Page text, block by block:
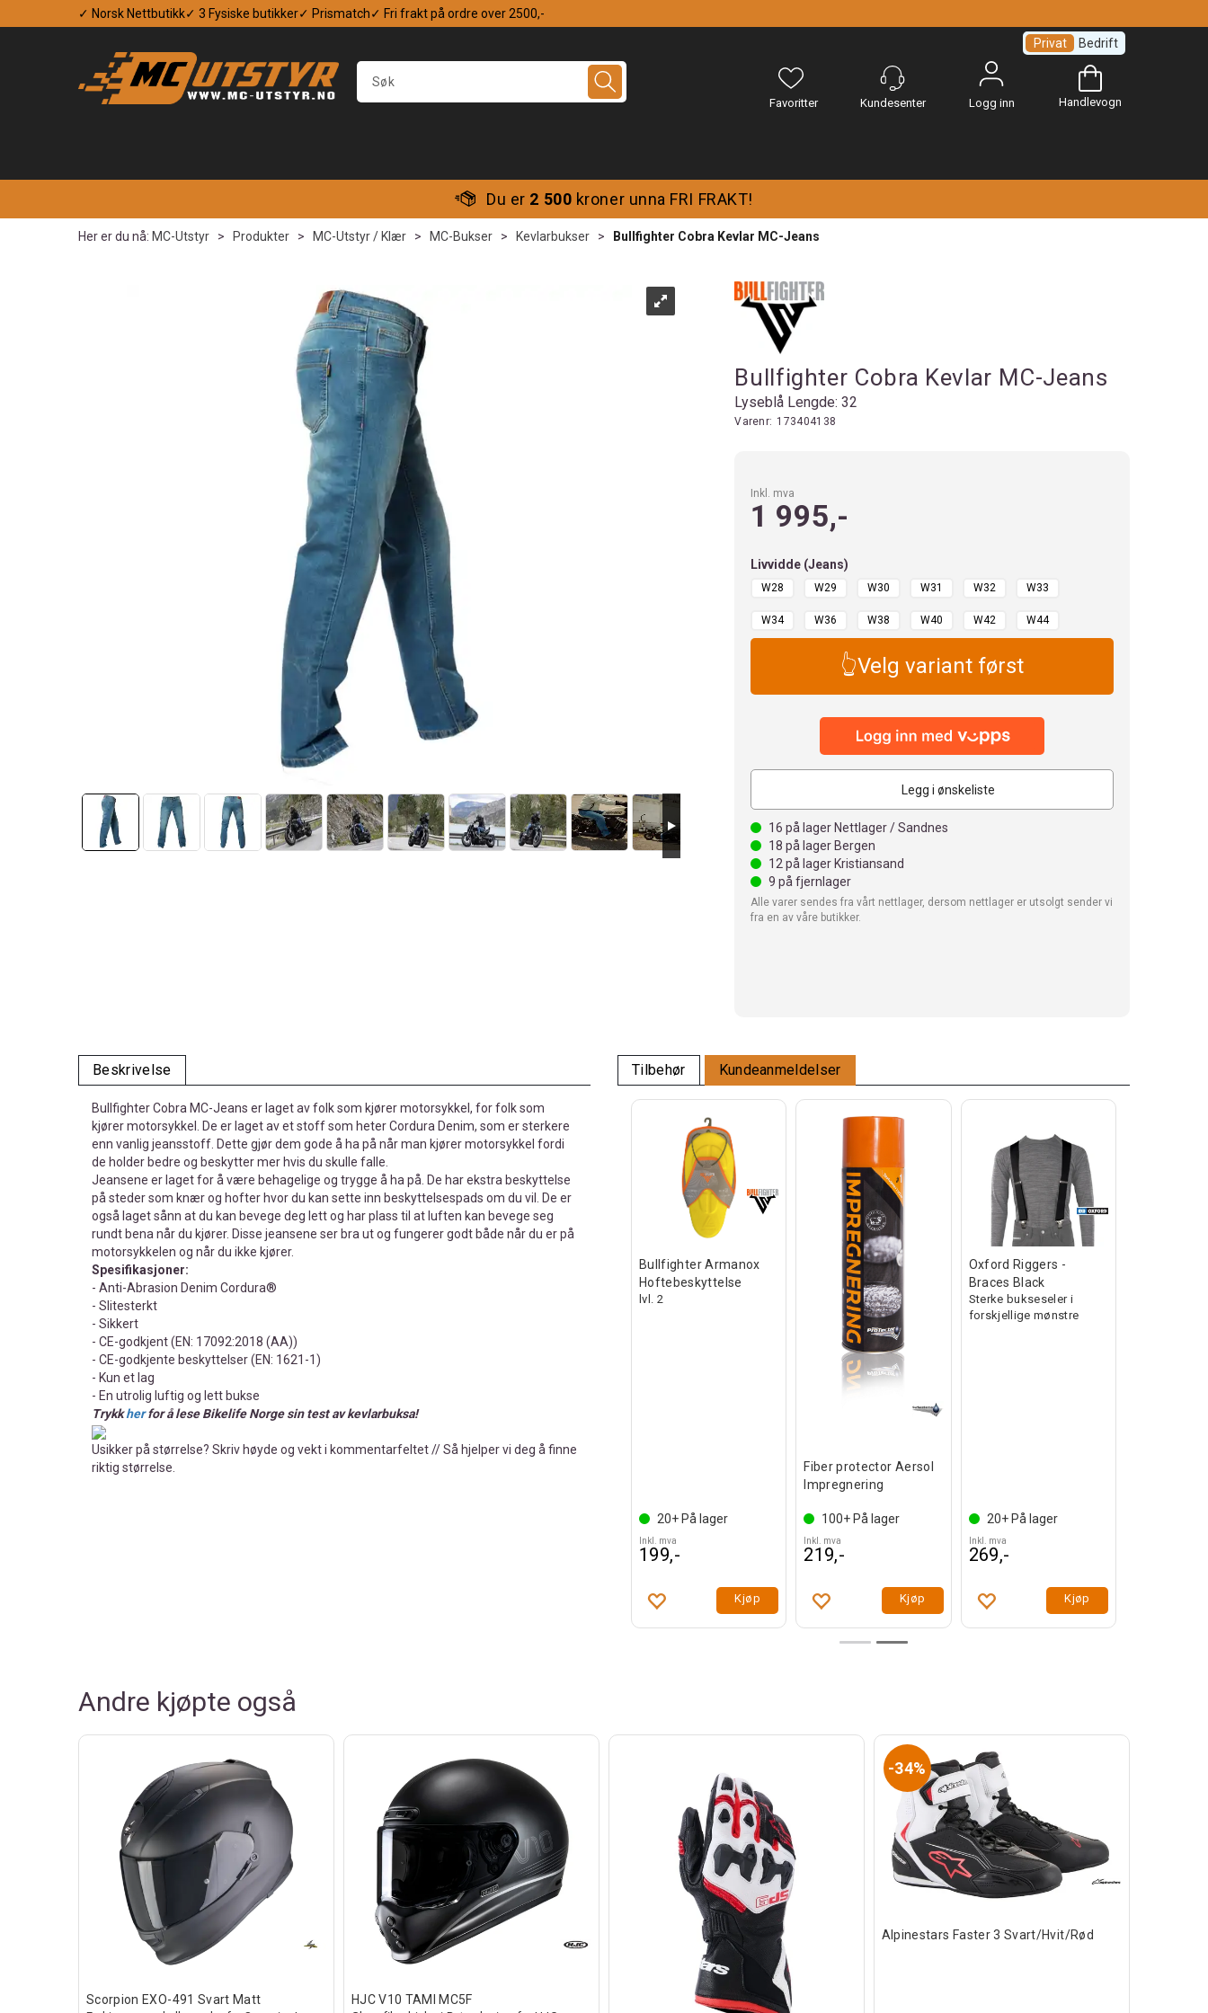
✓ Norsk Nettbutikk✓ 3 Fysiske butikker✓ Prismatch✓ Fri frakt på ordre over 2500,-
Logg inn
Privat Bedrift
Handlevogn
Du er 2 500 kroner unna FRI FRAKT!
Her er du nå: MC-Utstyr > Produkter > MC-Utstyr / Klær > MC-Bukser > Kevlarbukser > Bullfighter Cobra Kevlar MC-Jeans
Bullfighter Cobra Kevlar MC-Jeans
Lyseblå Lengde: 32
Varenr: 173404138
Inkl. mva
1 995,-
Livvidde (Jeans)
W28 W29 W30 W31 W32 W33
W34 W36 W38 W40 W42 W44
👆Velg variant først
Legg i ønskeliste
16 på lager Nettlager / Sandnes
18 på lager Bergen
12 på lager Kristiansand
9 på fjernlager
Alle varer sendes fra vårt nettlager, dersom nettlager er utsolgt sender vi
fra en av våre butikker.
Beskrivelse
Bullfighter Cobra MC-Jeans er laget av folk som kjører motorsykkel, for folk som
kjører motorsykkel. De er laget av et stoff som heter Cordura Denim, som er sterkere
enn vanlig jeansstoff. Dette gjør dem gode å ha på når man kjører motorsykkel fordi
de holder bedre og beskytter mer hvis du skulle falle.
Jeansene er laget for å være behagelige og trygge å ha på. De har ekstra beskyttelse
på steder som knær og hofter hvor du kan sette inn beskyttelsespads om du vil. De er
også laget sånn at du kan bevege deg lett og har plass til at luften kan bevege seg
rundt bena når du kjører. Disse jeansene ser bra ut og fungerer godt både når du er på
motorsykkelen og når du ikke kjører.
Spesifikasjoner:
- Anti-Abrasion Denim Cordura®
- Slitesterkt
- Sikkert
- CE-godkjent (EN: 17092:2018 (AA))
- CE-godkjente beskyttelser (EN: 1621-1)
- Kun et lag
- En utrolig luftig og lett bukse
Trykkherfor å lese Bikelife Norge sin test av kevlarbuksa!
Usikker på størrelse? Skriv høyde og vekt i kommentarfeltet // Så hjelper vi deg å finne
riktig størrelse.
Tilbehør Kundeanmeldelser
Bullfighter Armanox
Hoftebeskyttelse
lvl. 2
20+På lager
Inkl. mva
199,-
Kjøp
Fiber protector Aersol
Impregnering
100+På lager
Inkl. mva
219,-
Kjøp
Oxford Riggers -
Braces Black
Sterke bukseseler i
forskjellige mønstre
20+På lager
Inkl. mva
269,-
Kjøp
Andre kjøpte også
Scorpion EXO-491 Svart Matt HJC V10 TAMI MC5F
34%
Alpinestars Faster 3 Svart/Hvit/Rød